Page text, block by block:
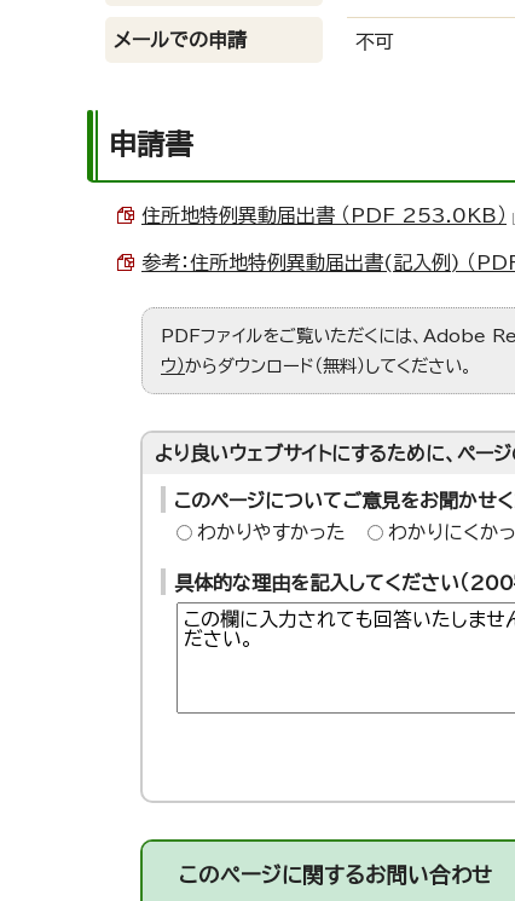
メールでの申請 不可
申請書
住所地特例異動届出書 （PDF 253.0KB）
参考：住所地特例異動届出書(記入例) （
PDFファイルをご覧いただくには、Adobe
ウ）からダウンロード（無料）してください。
より良いウェブサイトにするために、ペー
このページについてご意見をお聞かせ
わかりやすかった
わかりにくか
具体的な理由を記入してください（200
このページに関するお問い合わせ